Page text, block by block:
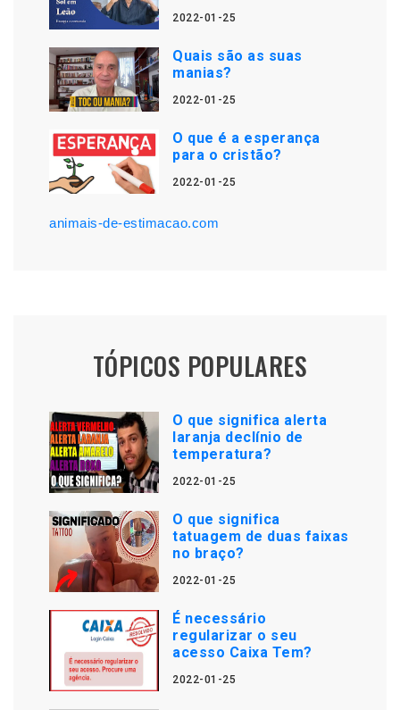
2022-01-25
Quais são as suas
manias?
2022-01-25
O que é a esperança
para o cristão?
2022-01-25
animais-de-estimacao.com
TÓPICOS POPULARES
O que significa alerta
laranja declínio de
temperatura?
2022-01-25
O que significa
tatuagem de duas faixas
no braço?
2022-01-25
É necessário
regularizar o seu
acesso Caixa Tem?
2022-01-25